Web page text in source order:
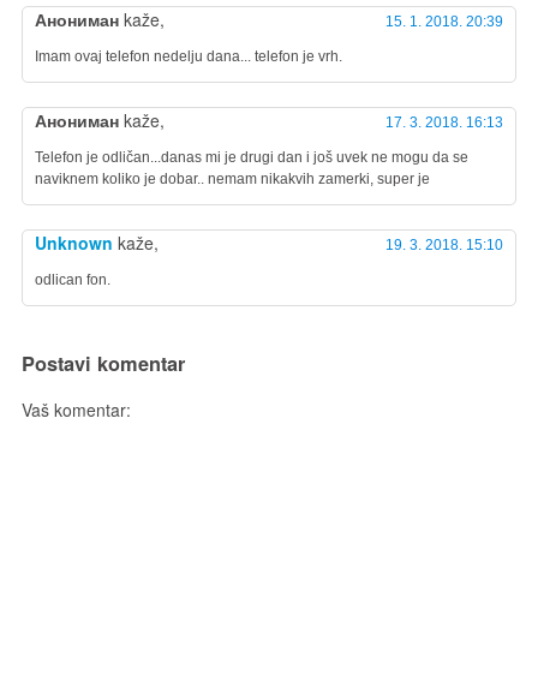
Анониман kaže, 15. 1. 2018. 20:39
Imam ovaj telefon nedelju dana... telefon je vrh.
Анониман kaže, 17. 3. 2018. 16:13
Telefon je odličan...danas mi je drugi dan i još uvek ne mogu da se
naviknem koliko je dobar.. nemam nikakvih zamerki, super je
Unknown kaže, 19. 3. 2018. 15:10
odlican fon.
Postavi komentar
Vaš komentar: